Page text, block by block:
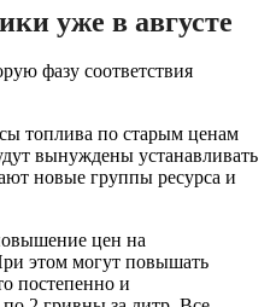
уже в августе
фазу соответствия
топлива по старым ценам
вынуждены устанавливать
новые группы ресурса и
цен на
этом могут повышать
постепенно и